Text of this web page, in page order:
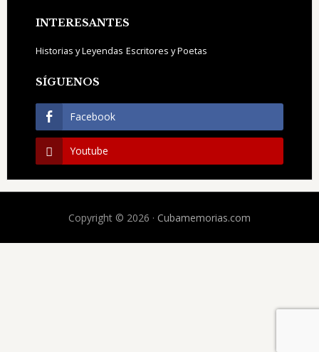
INTERESANTES
Historias y Leyendas Escritores y Poetas
SÍGUENOS
Facebook
Youtube
Copyright © 2026 · Cubamemorias.com